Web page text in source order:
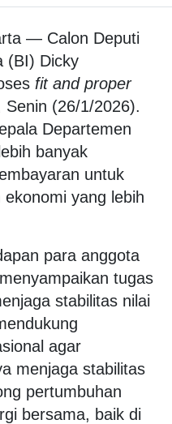
— Calon Deputi
(BI) Dicky
fit and proper
(26/1/2026).
Departemen
banyak
untuk
yang lebih
para anggota
tugas
stabilitas nilai
agar
menjaga stabilitas
pertumbuhan
bersama, baik di